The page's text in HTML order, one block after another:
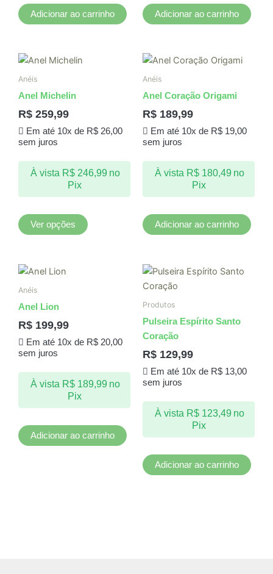
Adicionar ao carrinho Adicionar ao carrinho
Anéis
Anel Michelin
R$ 259,99
Em até 10x de R$26,00
sem juros
À vista R$246,99 no
Pix
Ver opções
As
podem
ser
página
Anéis
Anel Coração Origami
R$ 189,99
Em até 10x de R$19,00
sem juros
À vista R$180,49 no
Pix
Adicionar ao carrinho
Anéis
Anel Lion
R$ 199,99
Em até 10x de R$20,00
sem juros
À vista R$189,99 no
Pix
Adicionar ao carrinho
Produtos
Pulseira Espírito Santo
Coração
R$ 129,99
Em até 10x de R$13,00
sem juros
À vista R$123,49 no
Pix
Adicionar ao carrinho